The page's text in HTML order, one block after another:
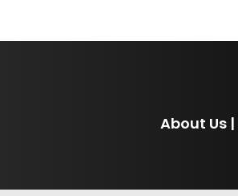
About Us |